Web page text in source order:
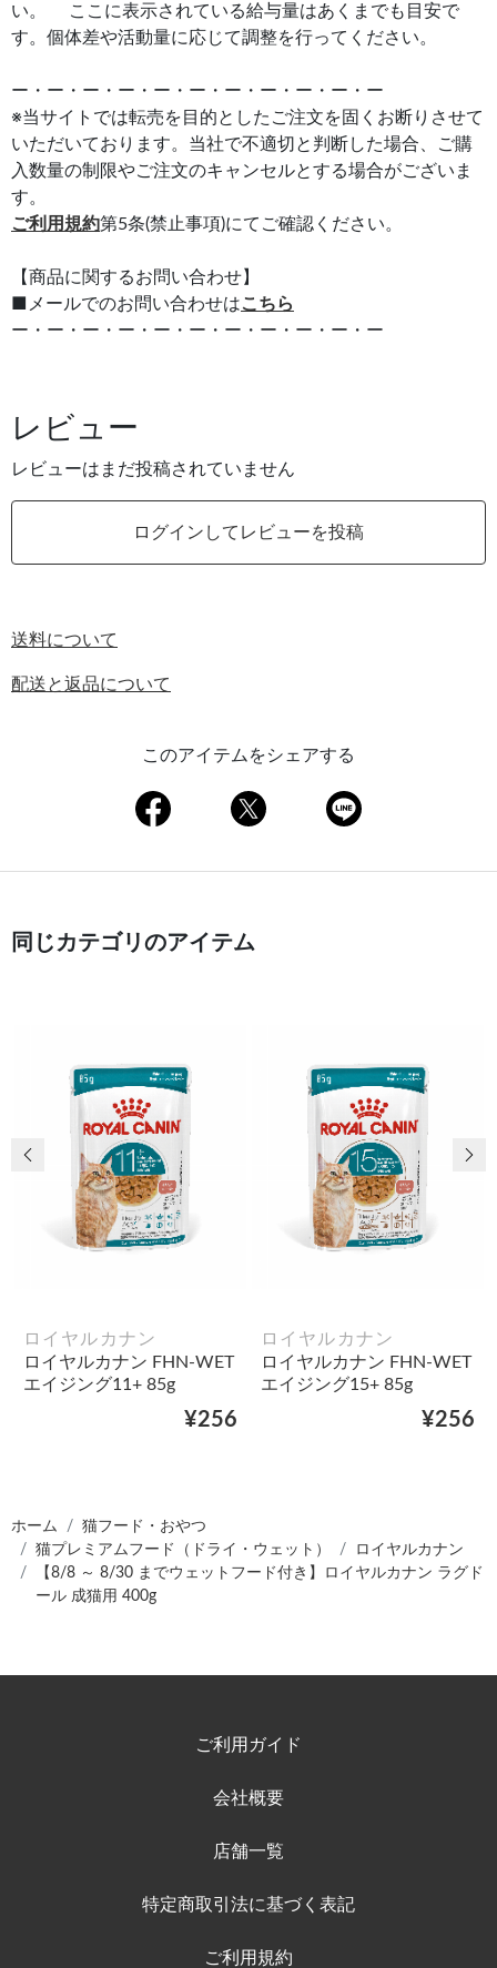
い。 ここに表示されている給与量はあくまでも目安で
す。個体差や活動量に応じて調整を行ってください。
ー・ー・ー・ー・ー・ー・ー・ー・ー・ー・ー
※当サイトでは転売を目的としたご注文を固くお断りさせて
いただいております。当社で不適切と判断した場合、ご購
入数量の制限やご注文のキャンセルとする場合がございま
す。
ご利用規約第5条(禁止事項)にてご確認ください。
【商品に関するお問い合わせ】
■メールでのお問い合わせはこちら
ー・ー・ー・ー・ー・ー・ー・ー・ー・ー・ー
レビュー
レビューはまだ投稿されていません
ログインしてレビューを投稿
送料について
配送と返品について
このアイテムをシェアする
同じカテゴリのアイテム
ロイヤルカナン
ロイヤルカナン FHN-WET
エイジング11+ 85g
¥256
ロイヤルカナン
ロイヤルカナン FHN-WET
エイジング15+ 85g
¥256
前の画像 次
ホーム
猫フード・おやつ
猫プレミアムフード（ドライ・ウェット）
ロイヤルカナン
【8/8 ～ 8/30 までウェットフード付き】ロイヤルカナン ラグド
ール 成猫用 400g
ご利用ガイド
会社概要
店舗一覧
特定商取引法に基づく表記
ご利用規約